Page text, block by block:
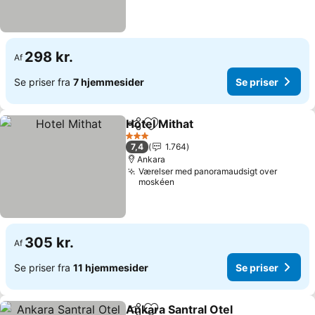
Af 298 kr.
Se priser fra 7 hjemmesider Se priser
Del Føj til favoritter
Hotel Mithat
3 Stjerner
7,4
1.764
Ankara
Værelser med panoramaudsigt over
moskéen
Af 305 kr.
Se priser fra 11 hjemmesider Se priser
Ankara Santral Otel